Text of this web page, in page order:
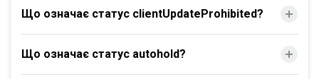
Що означає статус clientUpdateProhibited?
Що означає статус autohold?